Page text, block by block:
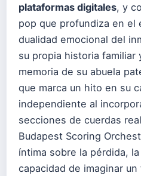
plataformas digitales, y
pop que profundiza en el
dualidad emocional del
su propia historia familiar
memoria de su abuela
que marca un hito en su
independiente al
secciones de cuerdas
Budapest Scoring
íntima sobre la pérdida,
capacidad de imaginar